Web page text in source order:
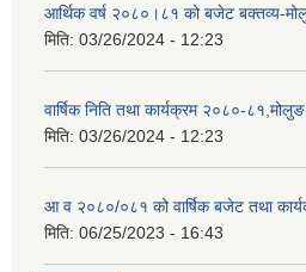
आर्थिक वर्ष २०८०।८१ को बजेट बक्तव्य-
मिति: 03/26/2024 - 12:23
वार्षिक निति तथा कार्यक्रम २०८०-८१,मोलुङ
मिति: 03/26/2024 - 12:23
आ व २०८०/०८१ को वार्षिक बजेट तथा
मिति: 06/25/2023 - 16:43